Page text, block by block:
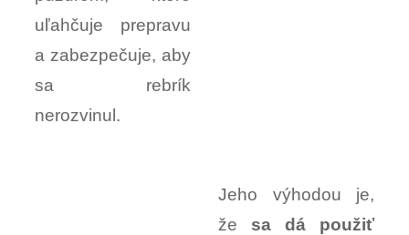
uľahčuje prepravu
a zabezpečuje, aby
sa rebrík
nerozvinul.
Jeho výhodou je,
že sa dá použiť